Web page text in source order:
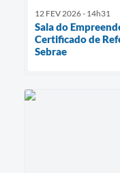
12 FEV 2026 - 14h31
Sala do
Certificado de
Sebrae